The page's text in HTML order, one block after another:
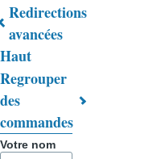
Liens
transversaux
de
livre
pour
Redirections
avancées
Haut
Regrouper
des
commandes
Votre nom